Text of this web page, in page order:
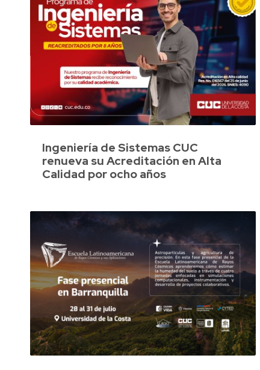
Ingeniería de Sistemas CUC
renueva su Acreditación en Alta
Calidad por ocho años